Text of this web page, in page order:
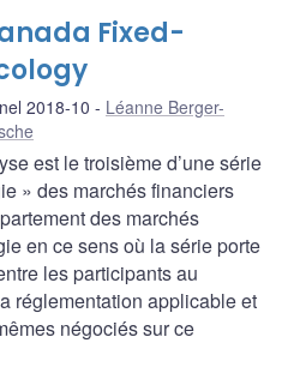
Fixed-
2018-10
Léanne Berger-
est le troisième d’une série
» des marchés financiers
des marchés
en ce sens où la série porte
les participants au
réglementation applicable et
négociés sur ce